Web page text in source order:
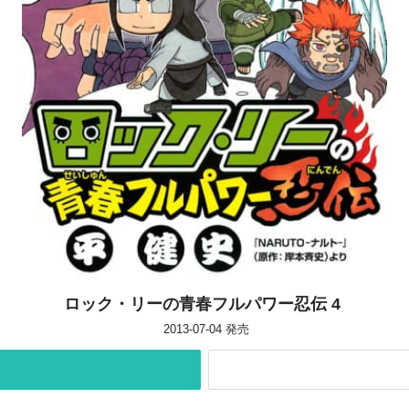
ロック・リーの青春フルパワー忍伝 4
2013-07-04 発売